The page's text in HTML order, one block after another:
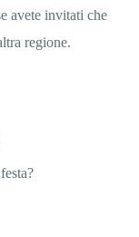
avete invitati che
regione.